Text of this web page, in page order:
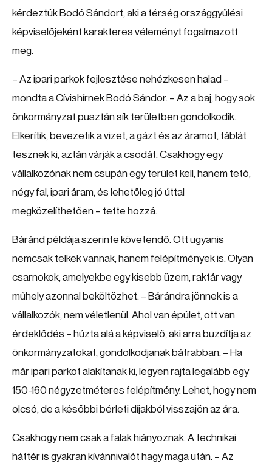
kérdeztük Bodó Sándort, aki a térség országgyűlési
képviselőjeként karakteres véleményt fogalmazott
meg.
– Az ipari parkok fejlesztése nehézkesen halad –
mondta a Cívishírnek Bodó Sándor. – Az a baj, hogy sok
önkormányzat pusztán sík területben gondolkodik.
Elkerítik, bevezetik a vizet, a gázt és az áramot, táblát
tesznek ki, aztán várják a csodát. Csakhogy egy
vállalkozónak nem csupán egy terület kell, hanem tető,
négy fal, ipari áram, és lehetőleg jó úttal
megközelíthetően – tette hozzá.
Báránd példája szerinte követendő. Ott ugyanis
nemcsak telkek vannak, hanem felépítmények is. Olyan
csarnokok, amelyekbe egy kisebb üzem, raktár vagy
műhely azonnal beköltözhet. – Bárándra jönnek is a
vállalkozók, nem véletlenül. Ahol van épület, ott van
érdeklődés – húzta alá a képviselő, aki arra buzdítja az
önkormányzatokat, gondolkodjanak bátrabban. – Ha
már ipari parkot alakítanak ki, legyen rajta legalább egy
150-160 négyzetméteres felépítmény. Lehet, hogy nem
olcsó, de a későbbi bérleti díjakból visszajön az ára.
Csakhogy nem csak a falak hiányoznak. A technikai
háttér is gyakran kívánnivalót hagy maga után. – Az